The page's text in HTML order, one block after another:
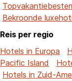
Bekroonde
Reis per regio
Hotels in Europa
Pacific Island
Hotels in Zuid-